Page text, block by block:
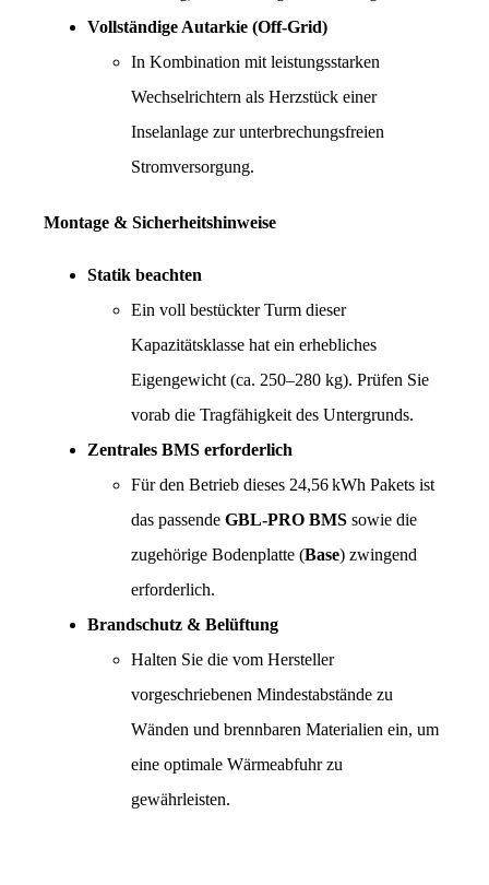
Vollständige Autarkie (Off-Grid)
In Kombination mit leistungsstarken
Wechselrichtern als Herzstück einer
Inselanlage zur unterbrechungsfreien
Stromversorgung.
Montage & Sicherheitshinweise
Statik beachten
Ein voll bestückter Turm dieser
Kapazitätsklasse hat ein erhebliches
Eigengewicht (ca. 250–280 kg). Prüfen Sie
vorab die Tragfähigkeit des Untergrunds.
Zentrales BMS erforderlich
Für den Betrieb dieses 24,56 kWh Pakets ist
das passende GBL-PRO BMS sowie die
zugehörige Bodenplatte (Base) zwingend
erforderlich.
Brandschutz & Belüftung
Halten Sie die vom Hersteller
vorgeschriebenen Mindestabstände zu
Wänden und brennbaren Materialien ein, um
eine optimale Wärmeabfuhr zu
gewährleisten.